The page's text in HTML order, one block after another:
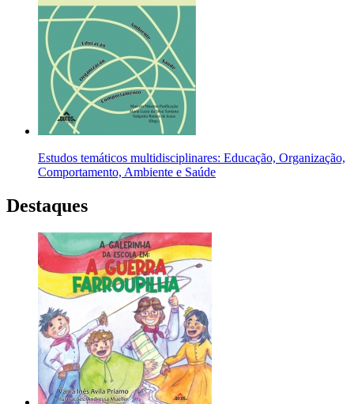
Estudos temáticos multidisciplinares: Educação, Organização,
Comportamento, Ambiente e Saúde
Destaques